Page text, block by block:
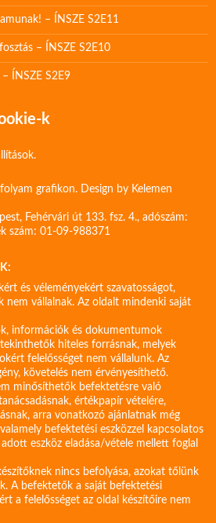
– ÍNSZE S2E11
– ÍNSZE S2E10
ÍNSZE S2E9
k
grafikon. Design by Kelemen
Fehérvári út 133. fsz. 4., adószám:
szám: 01-09-988371
és véleményekért szavatosságot,
nem vállalnak. Az oldalt mindenki saját
információk és dokumentumok
hiteles forrásnak, melyek
felelősséget nem vállalunk. Az
követelés nem érvényesíthető.
minősíthetők befektetésre való
értékpapír vételére,
arra vonatkozó ajánlatnak még
befektetési eszközzel kapcsolatos
adott eszköz eladása/vétele mellett foglal
nincs befolyása, azokat tőlünk
A befektetők a saját befektetési
a felelősséget az oldal készítőire nem